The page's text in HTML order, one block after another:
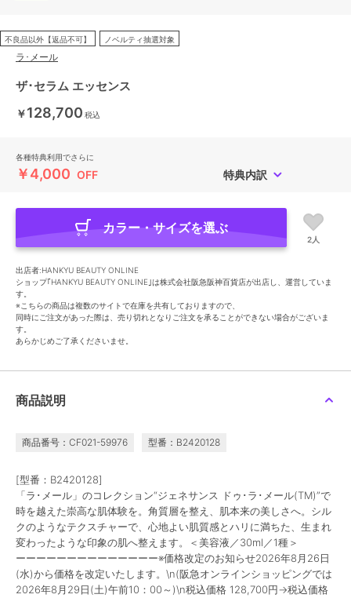
不良品以外【返品不可】 ノベルティ抽選対象
ラ･メール
ザ･セラム エッセンス
￥128,700 税込
各種特典利用でさらに
￥4,000 OFF 特典内訳
カラー・サイズを選ぶ
2人
出店者:HANKYU BEAUTY ONLINE
ショップ｢HANKYU BEAUTY ONLINE｣は株式会社阪急阪神百貨店が出店し、運営していま
す。
※こちらの商品は複数のサイトで在庫を共有しておりますので、
同時にご注文があった際は、売り切れとなりご注文を承ることができない場合がございま
す。
あらかじめご了承くださいませ。
商品説明
商品番号：CF021-59976 型番：B2420128
[型番：B2420128]
「ラ･メール」のコレクション“ジェネサンス ドゥ･ラ･メール(TM)”で
時を越えた崇高な肌体験を。角質層を整え、肌本来の美しさへ。シル
クのようなテクスチャーで、心地よい肌質感とハリに満ちた、生まれ
変わったような印象の肌へ整えます。＜美容液／30ml／1種＞
ーーーーーーーーーーーーーー※価格改定のお知らせ2026年8月26日
(水)から価格を改定いたします。\n(阪急オンラインショッピングでは
2026年8月29日(土)午前10：00～)\n税込価格 128,700円→税込価格